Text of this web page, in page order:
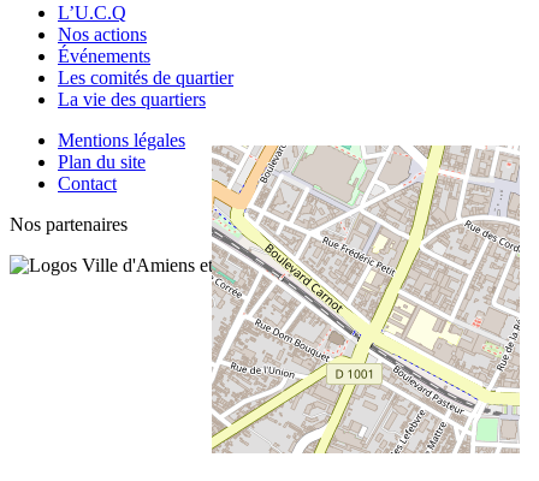
L’U.C.Q
Nos actions
Événements
Les comités de quartier
La vie des quartiers
Mentions légales
Plan du site
Contact
Nos partenaires